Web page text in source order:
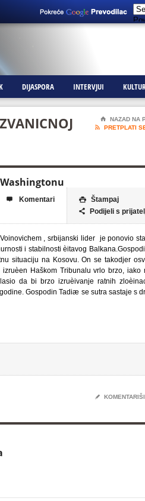
DIJASPORA INTERVJUI
⌂
NAZAD NA

PRETPLATI
 Štampaj
 Podijeli s
 Komentari
, srbijanski lider je ponovio
i stabilnosti èitavog
situaciju na Kosovu. On se takodjer
Haškom Tribunalu vrlo brzo, iako
da bi brzo izruèivanje ratnih
Gospodin Tadiæ se sutra sastaje s
✎